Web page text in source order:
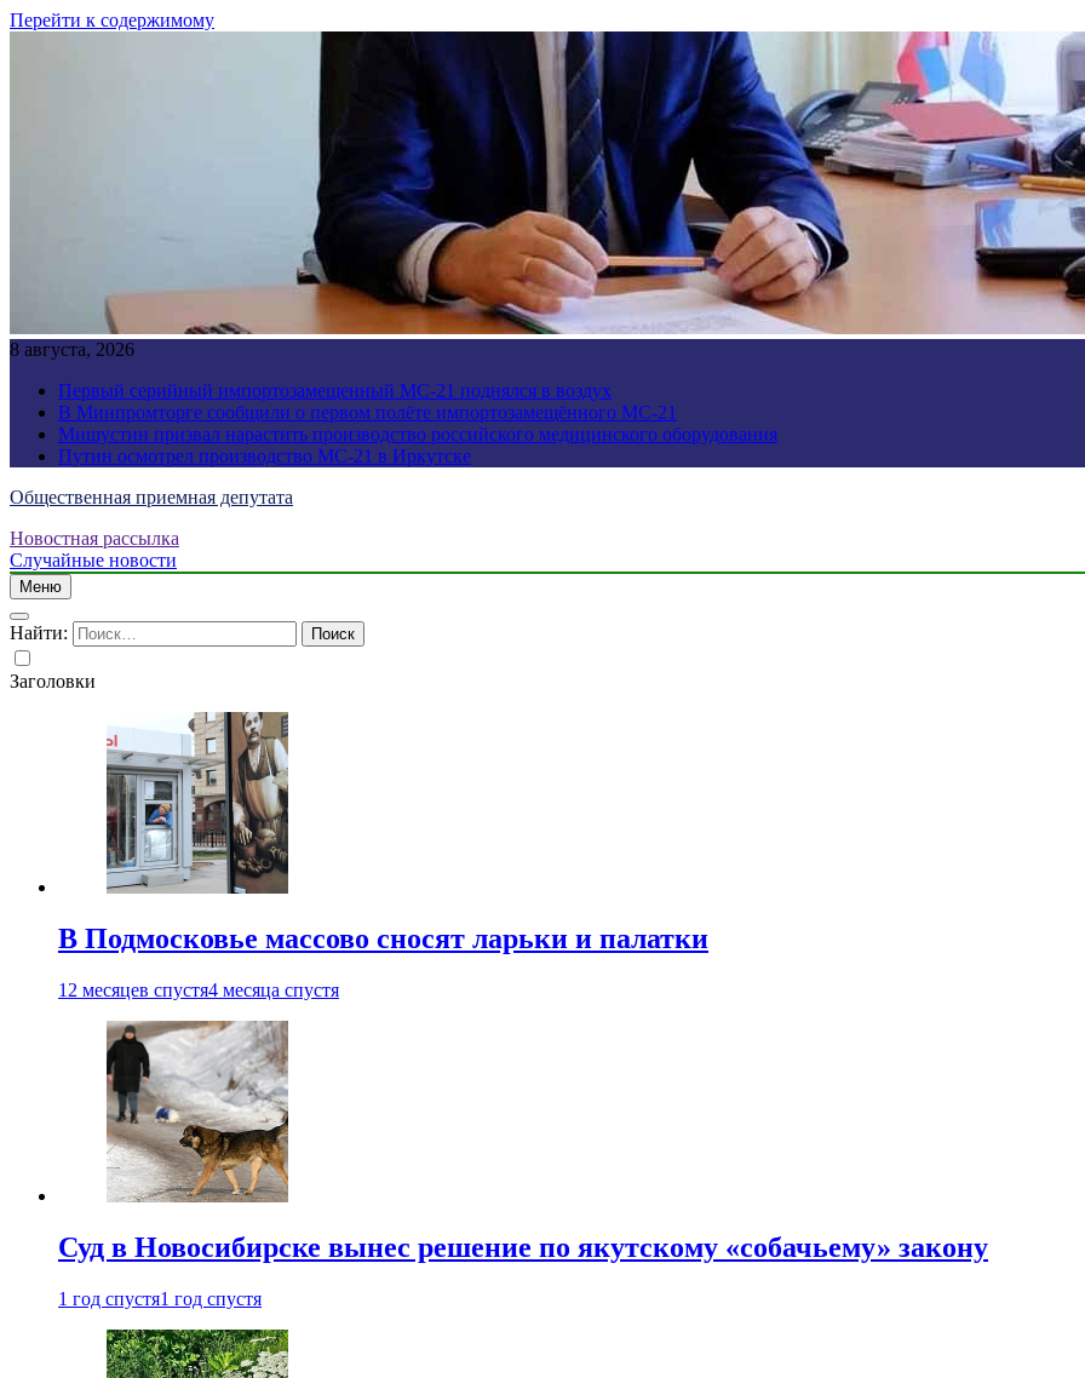
Перейти к содержимому
8 августа, 2026
Первый серийный импортозамещенный МС-21 поднялся в воздух
В Минпромторге сообщили о первом полёте импортозамещённого МС-21
Мишустин призвал нарастить производство российского медицинского оборудования
Путин осмотрел производство МС-21 в Иркутске
Общественная приемная депутата
Новостная рассылка
Случайные новости
Меню
Найти:
Заголовки
В Подмосковье массово сносят ларьки и палатки
12 месяцев спустя4 месяца спустя
Суд в Новосибирске вынес решение по якутскому «собачьему» закону
1 год спустя1 год спустя